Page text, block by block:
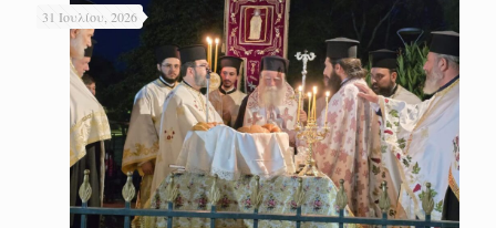
31 Ιουλίου, 2026